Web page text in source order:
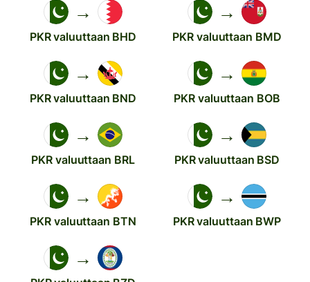
→
PKR valuuttaan BHD
→
PKR valuuttaan BMD
→
PKR valuuttaan BND
→
PKR valuuttaan BOB
→
PKR valuuttaan BRL
→
PKR valuuttaan BSD
→
PKR valuuttaan BTN
→
PKR valuuttaan BWP
→